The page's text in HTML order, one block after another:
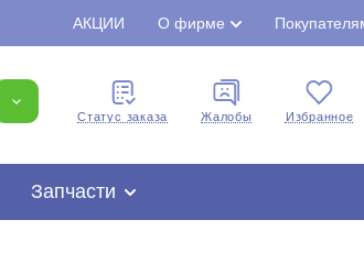
АКЦИИ О фирме
Cтатус заказа Жалобы Избранное
Запчасти